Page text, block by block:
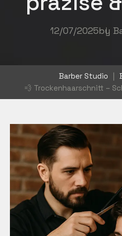
12/07/2025by
Barber Studio |
💨 Trockenhaarschnitt –